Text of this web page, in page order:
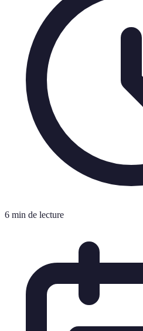
6 min de lecture